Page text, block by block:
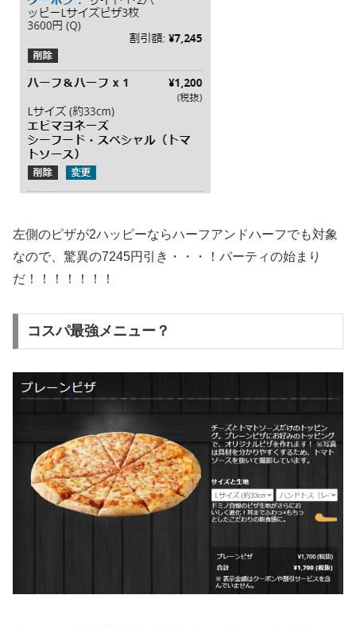
左側のピザが2ハッピーならハーフアンドハーフでも対象
なので、驚異の7245円引き・・・！パーティの始まり
だ！！！！！！！
コスパ最強メニュー？